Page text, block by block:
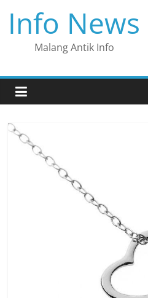
content
Info News
Malang Antik Info